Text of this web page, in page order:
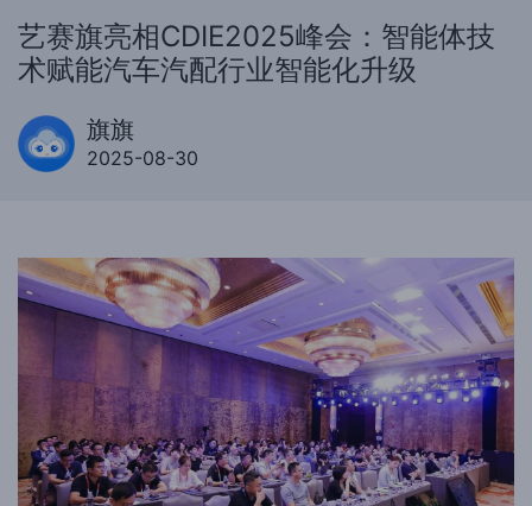
艺赛旗亮相CDIE2025峰会：智能体技
术赋能汽车汽配行业智能化升级
旗旗
2025-08-30